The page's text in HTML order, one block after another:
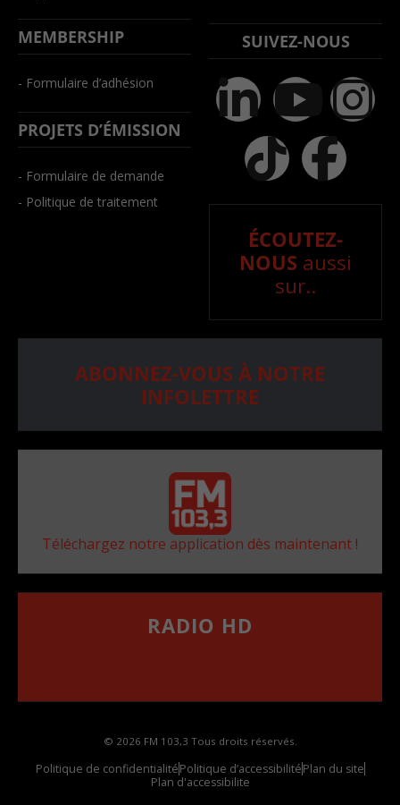
MEMBERSHIP
- Formulaire d’adhésion
PROJETS D’ÉMISSION
- Formulaire de demande
- Politique de traitement
SUIVEZ-NOUS
ÉCOUTEZ-
NOUS aussi
sur..
ABONNEZ-VOUS À NOTRE
INFOLETTRE
Téléchargez notre application dès maintenant !
RADIO HD
© 2026 FM 103,3 Tous droits réservés.
Politique de confidentialitéPolitique d’accessibilitéPlan du site
Plan d'accessibilite